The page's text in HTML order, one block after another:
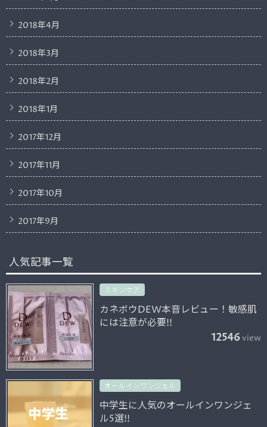
2018年4月
2018年3月
2018年2月
2018年1月
2017年12月
2017年11月
2017年10月
2017年9月
人気記事一覧
スキンケア
カネボウDEW本音レビュー！敏感肌
には注意が必要!!
12546view
オールインワンジェル
中学生に人気のオールインワンジェ
ル5選!!